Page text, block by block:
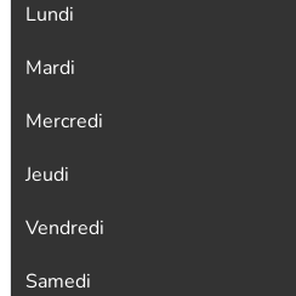
Lundi
Mardi
Mercredi
Jeudi
Vendredi
Samedi